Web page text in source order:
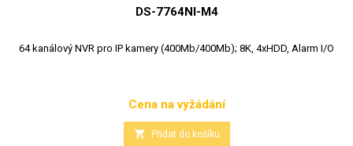
DS-7764NI-M4
64 kanálový NVR pro IP kamery (400Mb/400Mb); 8K, 4xHDD, Alarm I/O
Cena
Cena na vyžádání
 Přidat do košíku